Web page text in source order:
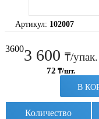
Артикул: 102007
36003 600 ₸/упак.
72 ₸/шт.
В
Количество